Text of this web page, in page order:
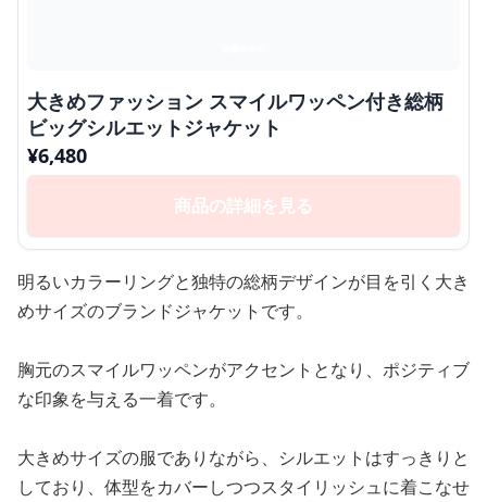
大きめファッション スマイルワッペン付き総柄
ビッグシルエットジャケット
¥6,480
商品の詳細を見る
明るいカラーリングと独特の総柄デザインが目を引く大き
めサイズのブランドジャケットです。
胸元のスマイルワッペンがアクセントとなり、ポジティブ
な印象を与える一着です。
大きめサイズの服でありながら、シルエットはすっきりと
しており、体型をカバーしつつスタイリッシュに着こなせ